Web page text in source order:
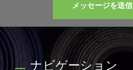
メッセージを送信
ナビゲーション